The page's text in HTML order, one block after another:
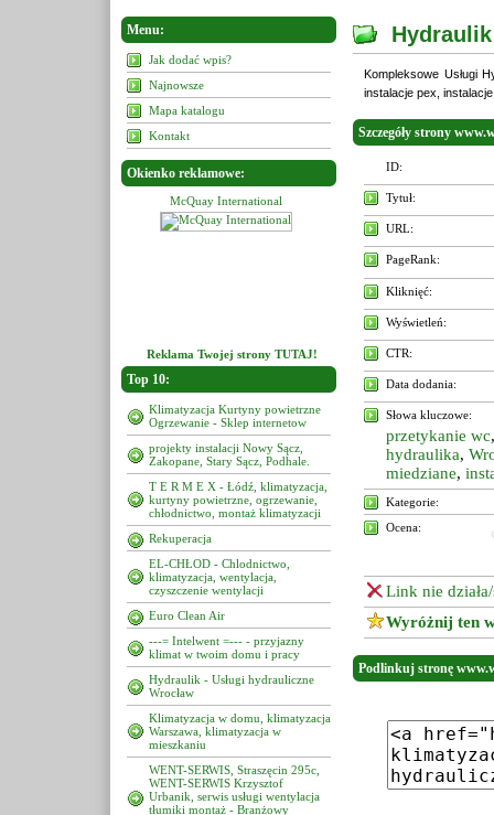
Menu:
Jak dodać wpis?
Najnowsze
Mapa katalogu
Kontakt
Okienko reklamowe:
McQuay International McQuay International
Reklama Twojej strony TUTAJ!
Top 10:
Klimatyzacja Kurtyny powietrzne
Ogrzewanie - Sklep internetow
projekty instalacji Nowy Sącz,
Zakopane, Stary Sącz, Podhale.
T E R M E X - Łódź, klimatyzacja,
kurtyny powietrzne, ogrzewanie,
chłodnictwo, montaż klimatyzacji
Rekuperacja
EL-CHŁOD - Chlodnictwo,
klimatyzacja, wentylacja,
czyszczenie wentylacji
Euro Clean Air
---= Intelwent =--- - przyjazny
klimat w twoim domu i pracy
Hydraulik - Usługi hydrauliczne
Wrocław
Klimatyzacja w domu, klimatyzacja
Warszawa, klimatyzacja w
mieszkaniu
WENT-SERWIS, Straszęcin 295c,
WENT-SERWIS Krzysztof
Urbanik, serwis usługi wentylacja
tłumiki montaż - Branżowy
Kompleksowe Usługi
instalacje pex,
Szczegóły strony
ID:
Tytuł:
URL:
PageRank:
Kliknięć:
Wyświetleń:
CTR:
Data dodania:
Słowa kluczowe:
przetykanie wc
hydraulika,
miedziane,
Kategorie:
Ocena:
Link nie
Wyróżnij ten
Podlinkuj stronę